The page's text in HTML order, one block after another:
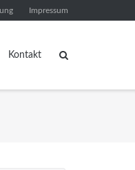
Impressum
Kontakt